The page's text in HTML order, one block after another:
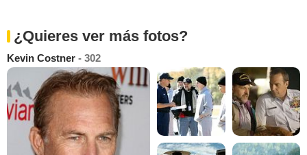
¿Quieres ver más fotos?
Kevin Costner - 302